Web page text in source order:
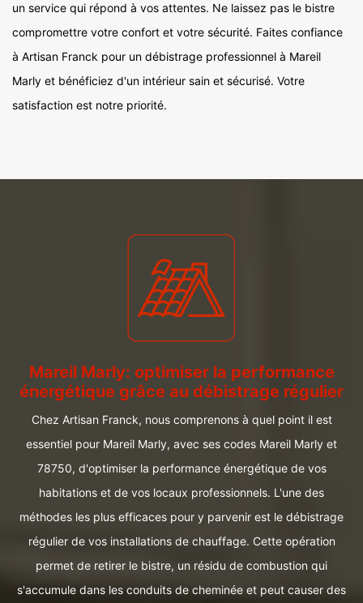
un service qui répond à vos attentes. Ne laissez pas le bistre
compromettre votre confort et votre sécurité. Faites confiance
à Artisan Franck pour un débistrage professionnel à Mareil
Marly et bénéficiez d'un intérieur sain et sécurisé. Votre
satisfaction est notre priorité.
Mareil Marly: optimiser la performance
énergétique grâce au débistrage régulier
Chez Artisan Franck, nous comprenons à quel point il est
essentiel pour Mareil Marly, avec ses codes Mareil Marly et
78750, d'optimiser la performance énergétique de vos
habitations et de vos locaux professionnels. L'une des
méthodes les plus efficaces pour y parvenir est le débistrage
régulier de vos installations de chauffage. Cette opération
permet de retirer le bistre, un résidu de combustion qui
s'accumule dans les conduits de cheminée et peut causer des